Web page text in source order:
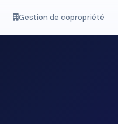
Gestion de copropriété